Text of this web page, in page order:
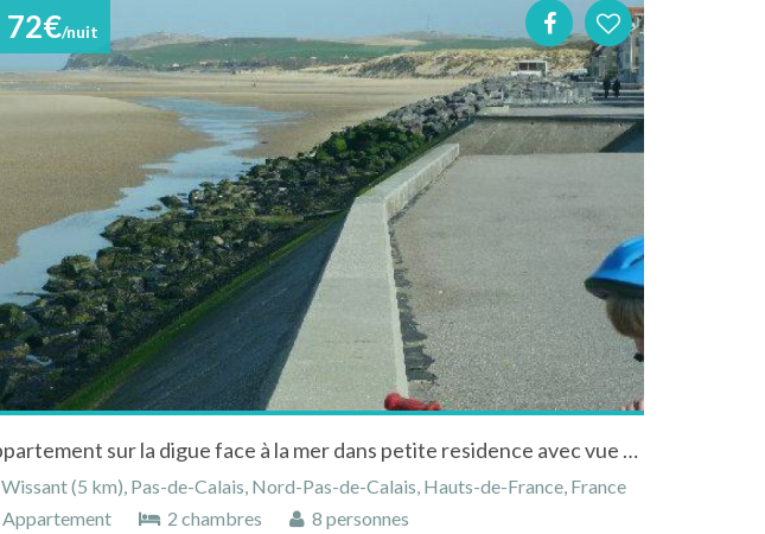
72€/nuit
Appartement sur la digue face à la mer dans petite residence avec vue sur les Caps Blanc et Gris Nez
Wissant (5 km), Pas-de-Calais, Nord-Pas-de-Calais, Hauts-de-France, France
Appartement
2 chambres 8 personnes